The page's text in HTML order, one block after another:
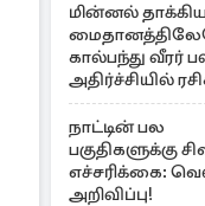
மின்னல்
கால்பந்து வீரர்
அதிர்ச்சியில்
நாட்டின் பல
பகுதிகளுக்கு
எச்சரிக்கை:
அறிவிப்பு!